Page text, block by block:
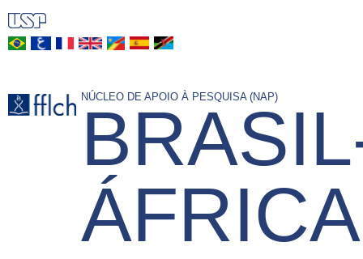
Pular
para
principal
NÚCLEO DE APOIO À PESQUISA (NAP)
ÁFRICA